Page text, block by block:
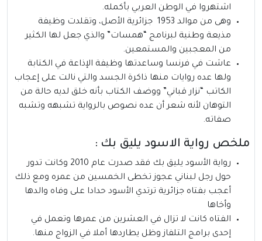
اشتهروا في الوطن العربي بأكمله.
وهى من موالد 1953 جزائرية الأصل، وتقلدت وظيفة
مذيعة وطنية لبرنامج “همسات” والذي جعل لها الكثير
من المعجبين والمستمعين.
عاشت في فرنسا وساعدتها وظيفة الإذاعة في الكتابة
ولها عده روايات منها ذاكرة الجسد والتي نالت على إعجاب
الكاتب “نزار قباني” ووضف الكتاب بأنه خلق لديه حالة من
التوهان لأنه شعر أن عده نصوص بالرواية تشبهه وتشبه
صفاته.
ملخص رواية الاسود يليق بك :
رواية الأسود يليق بك فقد صدرت عام 2010 وكانت تدور
حول رجل لبناني عجوز تخطى الخمسين من عمره ومع ذلك
أعجب بفتاه جزائرية ترتدي الأسود حدادا على وفاه والدها
وأخاها
الفتاه كانت لا تزال في العشرين من عمرها وتعمل في
إحدى برامج التلفاز وظل يطاردها أملا في الزواج منها.